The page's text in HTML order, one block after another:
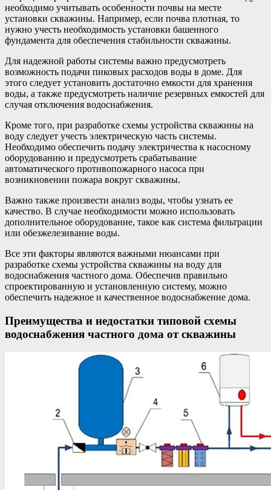
необходимо учитывать особенности почвы на месте
установки скважины. Например, если почва плотная, то
нужно учесть необходимость установки башенного
фундамента для обеспечения стабильности скважины.
Для надежной работы системы важно предусмотреть
возможность подачи пиковых расходов воды в доме. Для
этого следует установить достаточно емкости для хранения
воды, а также предусмотреть наличие резервных емкостей для
случая отключения водоснабжения.
Кроме того, при разработке схемы устройства скважины на
воду следует учесть электрическую часть системы.
Необходимо обеспечить подачу электричества к насосному
оборудованию и предусмотреть срабатывание
автоматического противопожарного насоса при
возникновении пожара вокруг скважины.
Важно также произвести анализ воды, чтобы узнать ее
качество. В случае необходимости можно использовать
дополнительное оборудование, такое как система фильтрации
или обезжелезивание воды.
Все эти факторы являются важными нюансами при
разработке схемы устройства скважины на воду для
водоснабжения частного дома. Обеспечив правильно
спроектированную и установленную систему, можно
обеспечить надежное и качественное водоснабжение дома.
Преимущества и недостатки типовой схемы
водоснабжения частного дома от скважины